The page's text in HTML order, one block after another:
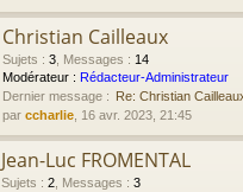
Christian Cailleaux
Sujets : 3 Messages : 14
Modérateur : Rédacteur-Administrateur
Dernier message : Re: Christian
par ccharlie , 16 avr. 2023, 21:45
Jean-Luc FROMENTAL
Sujets : 2 Messages : 3